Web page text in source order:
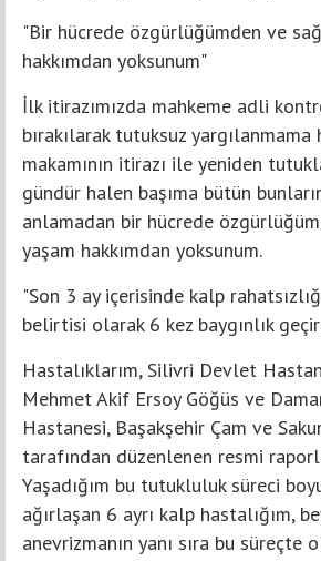
"Bir hücrede özgürlüğümden ve
hakkımdan yoksunum"
İlk itirazımızda mahkeme adli
bırakılarak tutuksuz
makamının itirazı ile yeniden
gündür halen başıma bütün
anlamadan bir hücrede
yaşam hakkımdan yoksunum.
"Son 3 ay içerisinde kalp
belirtisi olarak 6 kez baygınlık
Hastalıklarım, Silivri Devlet
Mehmet Akif Ersoy Göğüs ve
Hastanesi, Başakşehir Çam ve
tarafından düzenlenen resmi
Yaşadığım bu tutukluluk süreci
ağırlaşan 6 ayrı kalp hastalığım,
anevrizmanın yanı sıra bu süreçte